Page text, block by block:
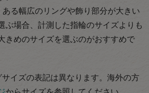
る幅広のリングや飾り部分が大きい
ぶ場合、計測した指輪のサイズよりも
きめのサイズを選ぶのがおすすめで
イズの表記は異なります。海外の方